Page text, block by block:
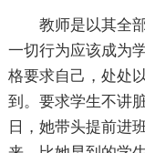
教师是以其全
一切行为应该成为
格要求自己，处处
到。要求学生不讲
日，她带头提前进